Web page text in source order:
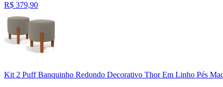
R$ 379,90
Kit 2 Puff Banquinho Redondo Decorativo Thor Em Linho Pés